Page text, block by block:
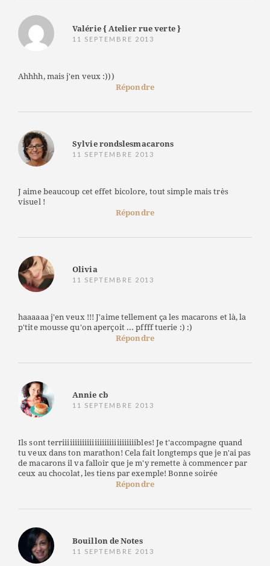
Valérie { Atelier rue verte }
11 SEPTEMBRE 2013
Ahhhh, mais j'en veux :)))
Répondre
Sylvie rondslesmacarons
11 SEPTEMBRE 2013
J aime beaucoup cet effet bicolore, tout simple mais très
visuel !
Répondre
Olivia
11 SEPTEMBRE 2013
haaaaaa j'en veux !!! J'aime tellement ça les macarons et là, la
p'tite mousse qu'on aperçoit ... pffff tuerie :) :)
Répondre
Annie cb
11 SEPTEMBRE 2013
Ils sont terriiiiiiiiiiiiiiiiiiiiiiiiiiiiiibles! Je t'accompagne quand
tu veux dans ton marathon! Cela fait longtemps que je n'ai pas
de macarons il va falloir que je m'y remette à commencer par
ceux au chocolat, les tiens par exemple! Bonne soirée
Répondre
Bouillon de Notes
11 SEPTEMBRE 2013